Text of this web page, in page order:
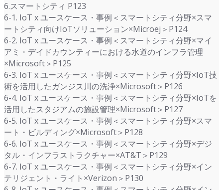
6.スマートシティ P123
6-1. IoT x ユースケース・事例＜スマートシティ分野×スマ
ートシティ向けIoTソリューション×Microej＞P124
6-2. IoT x ユースケース・事例＜スマートシティ分野×マイ
アミ・デイドカウンティーにおける水道のインフラ管理
×Microsoft＞P125
6-3. IoT x ユースケース・事例＜スマートシティ分野×IoT技
術を活用したガンジス川の洗浄×Microsoft＞P126
6-4. IoT x ユースケース・事例＜スマートシティ分野×IoTを
活用したスタジアムの施設管理×Microsoft＞P127
6-5. IoT x ユースケース・事例＜スマートシティ分野×スマ
ート・ビルディング×Microsoft＞P128
6-6. IoT x ユースケース・事例＜スマートシティ分野×デジ
タル・インフラストラクチャー×AT&T＞P129
6-7. IoT x ユースケース・事例＜スマートシティ分野×イン
テリジェント・ライト×Verizon＞P130